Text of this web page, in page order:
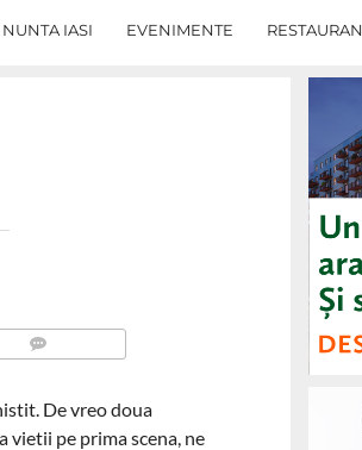
IASI EVENIMENTE
De vreo doua
vietii pe prima scena, ne